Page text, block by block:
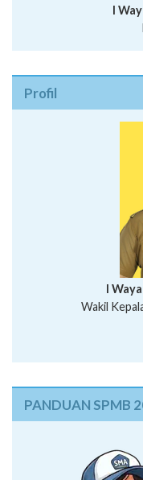
I
Profil
I
Wakil
I Wayan
Ni
PANDUAN SPMB